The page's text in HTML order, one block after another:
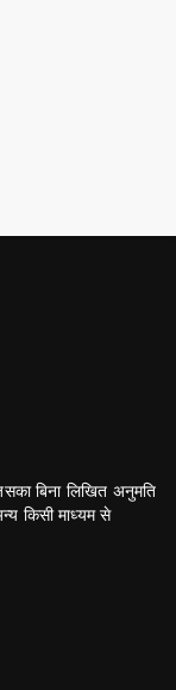
बिना लिखित अनुमति
किसी माध्यम से